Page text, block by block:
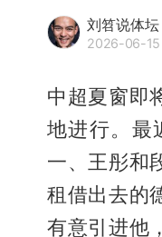
刘笤说体坛
2026-06-15
中超夏窗即
地进行。最
一、王彤和
租借出去的
有意引进他